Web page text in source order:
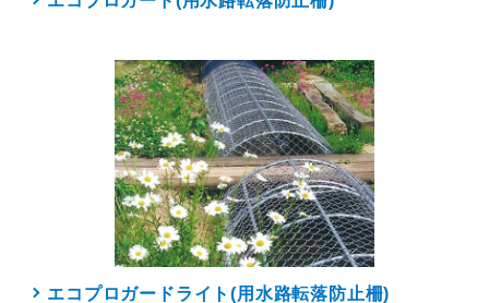
エコプロガードライト(用水路転落防止柵)